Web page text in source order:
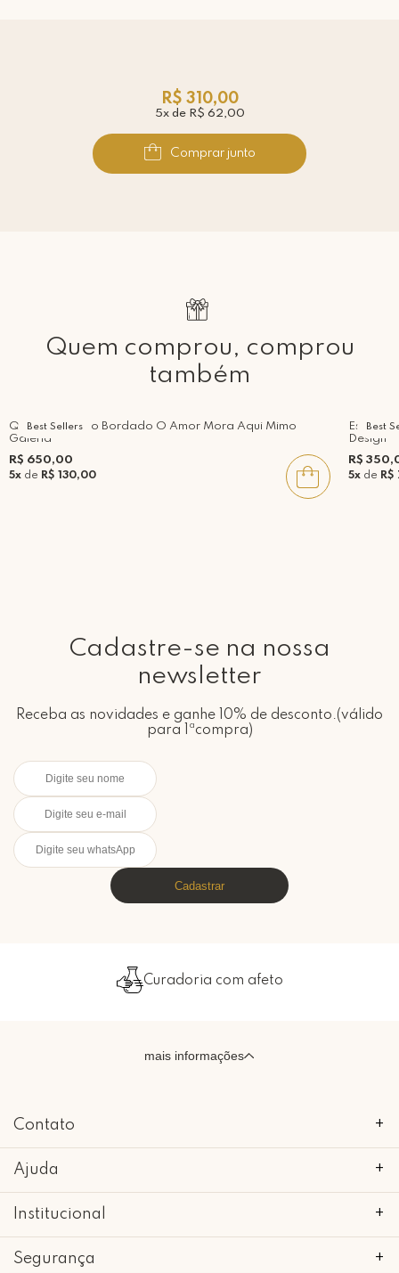
R$ 310,00
5x de R$ 62,00
Comprar junto
Quem comprou, comprou
também
Best Sellers
Quadro Acrílico Bordado O Amor Mora Aqui Mimo
Galeria
R$ 650,00
5x de R$ 130,00
Best
Esfera
Design
R$
5xde
Cadastre-se na nossa
newsletter
Receba as novidades e ganhe 10% de desconto.(válido
para 1ªcompra)
Cadastrar
Curadoria com afeto
mais informações
Contato +
Ajuda +
Institucional +
Segurança +